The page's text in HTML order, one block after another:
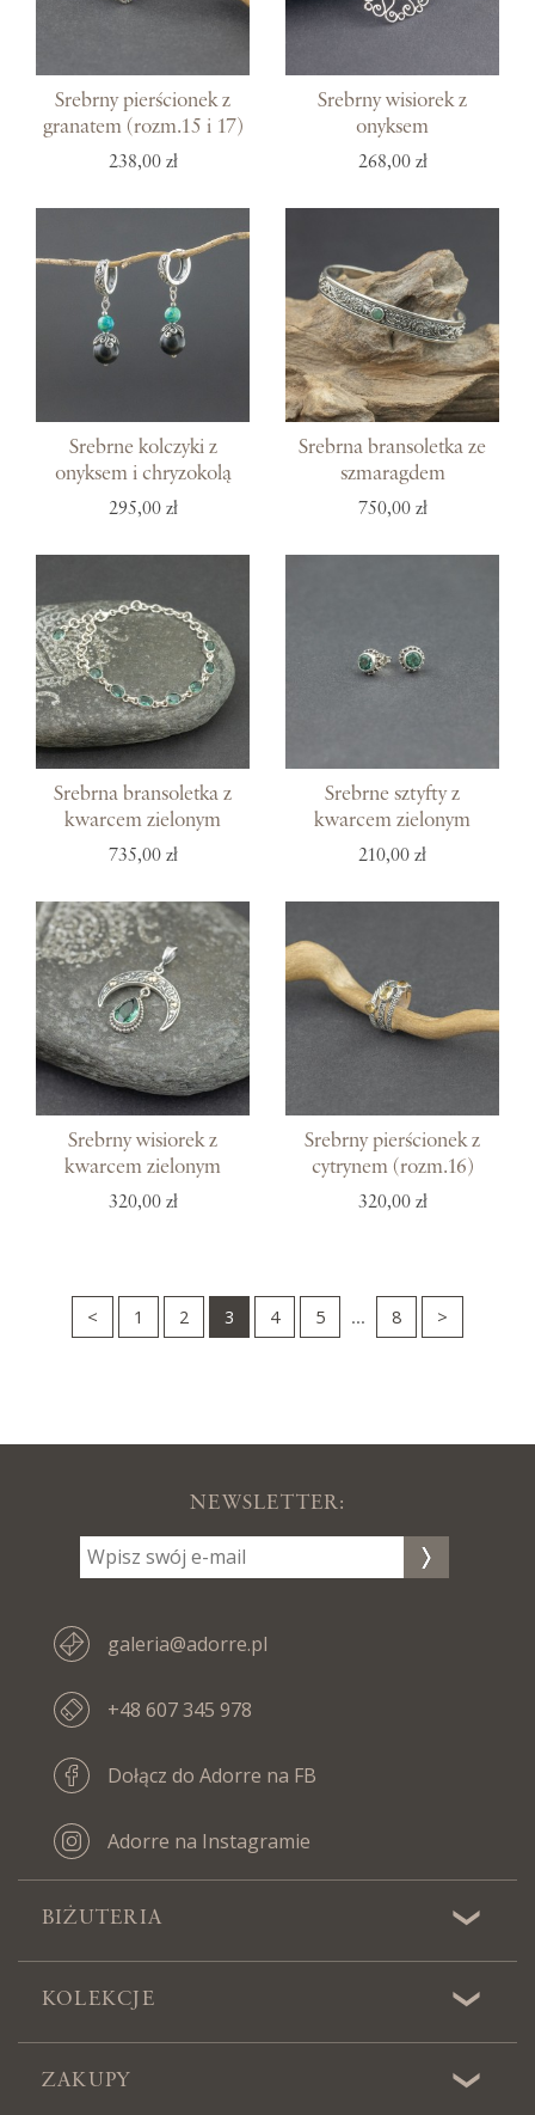
Srebrny pierścionek z
granatem (rozm.15 i 17)
238,00 zł
Srebrny wisiorek z
onyksem
268,00 zł
Srebrne kolczyki z
onyksem i chryzokolą
295,00 zł
Srebrna bransoletka ze
szmaragdem
750,00 zł
Srebrna bransoletka z
kwarcem zielonym
735,00 zł
Srebrne sztyfty z
kwarcem zielonym
210,00 zł
Srebrny wisiorek z
kwarcem zielonym
320,00 zł
Srebrny pierścionek z
cytrynem (rozm.16)
320,00 zł
< 1 2 3 4 5 ... 8 >
NEWSLETTER:
galeria@adorre.pl
+48 607 345 978
Dołącz do Adorre na FB
Adorre na Instagramie
BIŻUTERIA
KOLEKCJE
ZAKUPY